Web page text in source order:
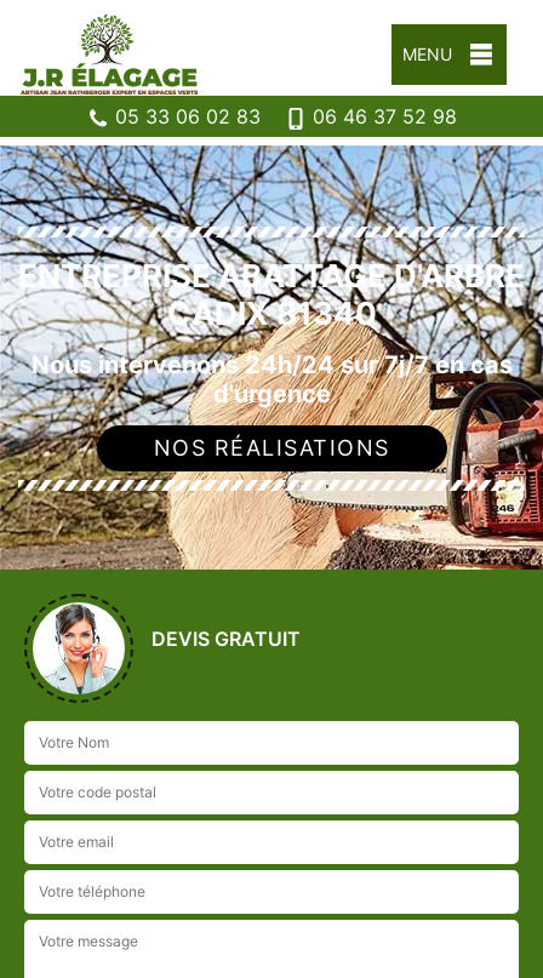
MENU
05 33 06 02 83 06 46 37 52 98
ENTREPRISE ABATTAGE D'ARBRE
CADIX 81340
Nous intervenons 24h/24 sur 7j/7 en cas
d'urgence
NOS RÉALISATIONS
DEVIS GRATUIT